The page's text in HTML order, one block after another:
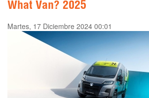
What Van? 2025
Martes, 17 Diciembre 2024 00:01